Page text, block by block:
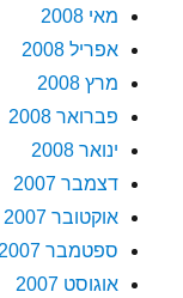
מאי 2008
אפריל 2008
מרץ 2008
פברואר 2008
ינואר 2008
דצמבר 2007
אוקטובר 2007
ספטמבר 2007
אוגוסט 2007